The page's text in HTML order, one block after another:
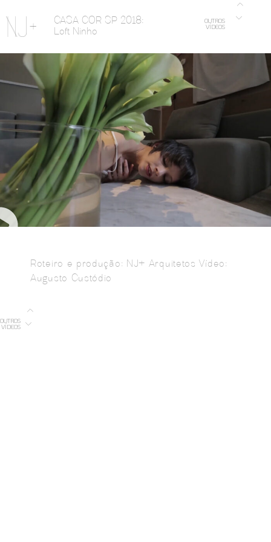
CASA COR SP 2018:
Loft Ninho
OUTROS
VÍDEOS
Roteiro e produção: NJ+ Arquitetos Vídeo:
Augusto Custódio
OUTROS
VÍDEOS